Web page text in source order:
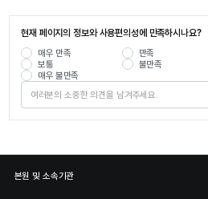
현재 페이지의 정보와 사용편의성에 만족하시나요?
매우 만족
만족
보통
불만족
매우 불만족
본원 및 소속기관